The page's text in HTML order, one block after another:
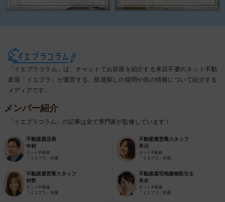
「イエプラコラム」は、チャットでお部屋を紹介する来店不要のネット不動
産屋「イエプラ」が運営する、部屋探しの疑問や街の情報について紹介する
メディアです。
メンバー紹介
「イエプラコラム」の記事は全て専門家が監修しています！
不動産屋店長
中村
ネット不動産
「イエプラ」所属
不動産屋営業スタッフ
早川
ネット不動産
「イエプラ」所属
不動産屋営業スタッフ
村野
ネット不動産
「イエプラ」所属
不動産屋宅地建物取引士
舟木
ネット不動産
「イエプラ」所属